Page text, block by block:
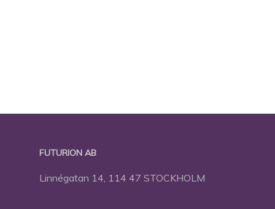
FUTURION AB
Linnégatan 14, 114 47 STOCKHOLM